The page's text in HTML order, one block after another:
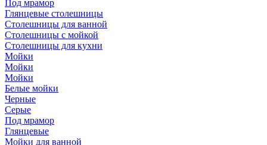
Под мрамор
Глянцевые столешницы
Столешницы для ванной
Столешницы с мойкой
Столешницы для кухни
Мойки
Мойки
Мойки
Белые мойки
Черные
Серые
Под мрамор
Глянцевые
Мойки для ванной